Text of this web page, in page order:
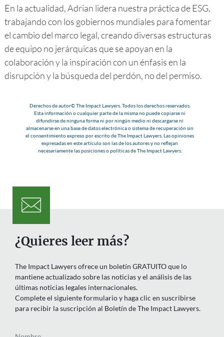
En la actualidad, Adrian lidera nuestra práctica de ESG,
trabajando con los gobiernos mundiales para fomentar
el cambio del marco legal, creando diversas estructuras
de equipo no jerárquicas que se apoyan en la
colaboración y la inspiración con un énfasis en la
disrupción y la búsqueda del perdón, no del permiso.
Derechos de autor© The Impact Lawyers. Todos los derechos reservados.
Esta información o cualquier parte de la misma no puede copiarse ni
difundirse de ninguna forma ni por ningún medio ni descargarse ni
almacenarse en una base de datos electrónica o sistema de recuperación sin
el consentimiento expreso por escrito de The Impact Lawyers. Las opiniones
expresadas en este artículo son las de los autores y no reflejan
necesariamente las posiciones o políticas de The Impact Lawyers.
¿Quieres leer más?
The Impact Lawyers ofrece un boletín GRATUITO que lo
mantiene actualizado sobre las noticias y el análisis de las
últimas noticias legales internacionales.
Complete el siguiente formulario y haga clic en suscribirse
para recibir la suscripción al Boletín de The Impact Lawyers.